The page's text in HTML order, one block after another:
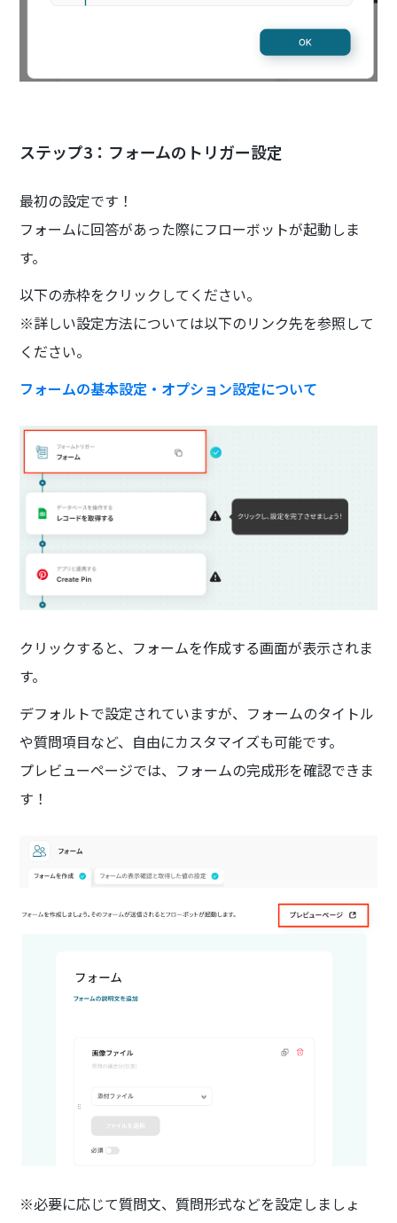
ステップ3：フォームのトリガー設定
最初の設定です！
フォームに回答があった際にフローボットが起動しま
す。
以下の赤枠をクリックしてください。
※詳しい設定方法については以下のリンク先を参照して
ください。
フォームの基本設定・オプション設定について
クリックすると、フォームを作成する画面が表示されま
す。
デフォルトで設定されていますが、フォームのタイトル
や質問項目など、自由にカスタマイズも可能です。
プレビューページでは、フォームの完成形を確認できま
す！
※必要に応じて質問文、質問形式などを設定しましょ